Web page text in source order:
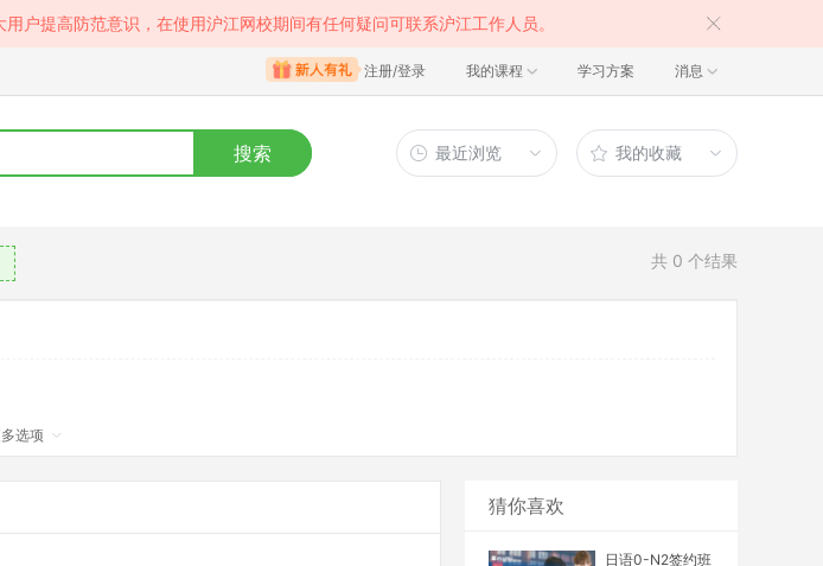
户提高防范意识，在使用沪江网校期间有任何疑问可联系沪江工作人员。
注册/登录 我的课程 学习方案 消息
搜索 最近浏览 我的收藏
共 0 个结果
选项
猜你喜欢
日语0-N2签约班